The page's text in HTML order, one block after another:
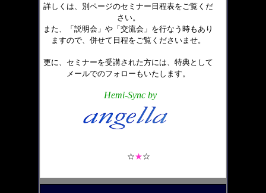
詳しくは、別ページのセミナー 日程表をご覧くだ
さい。
また、「 説明会 」や「交流会」 を行なう時もあり
ますので、 併せて日程をご覧くださいませ。
更に、セミナーを受講された方には、特典として
メールでのフォローもいたします。
Hemi-Sync by
☆★☆